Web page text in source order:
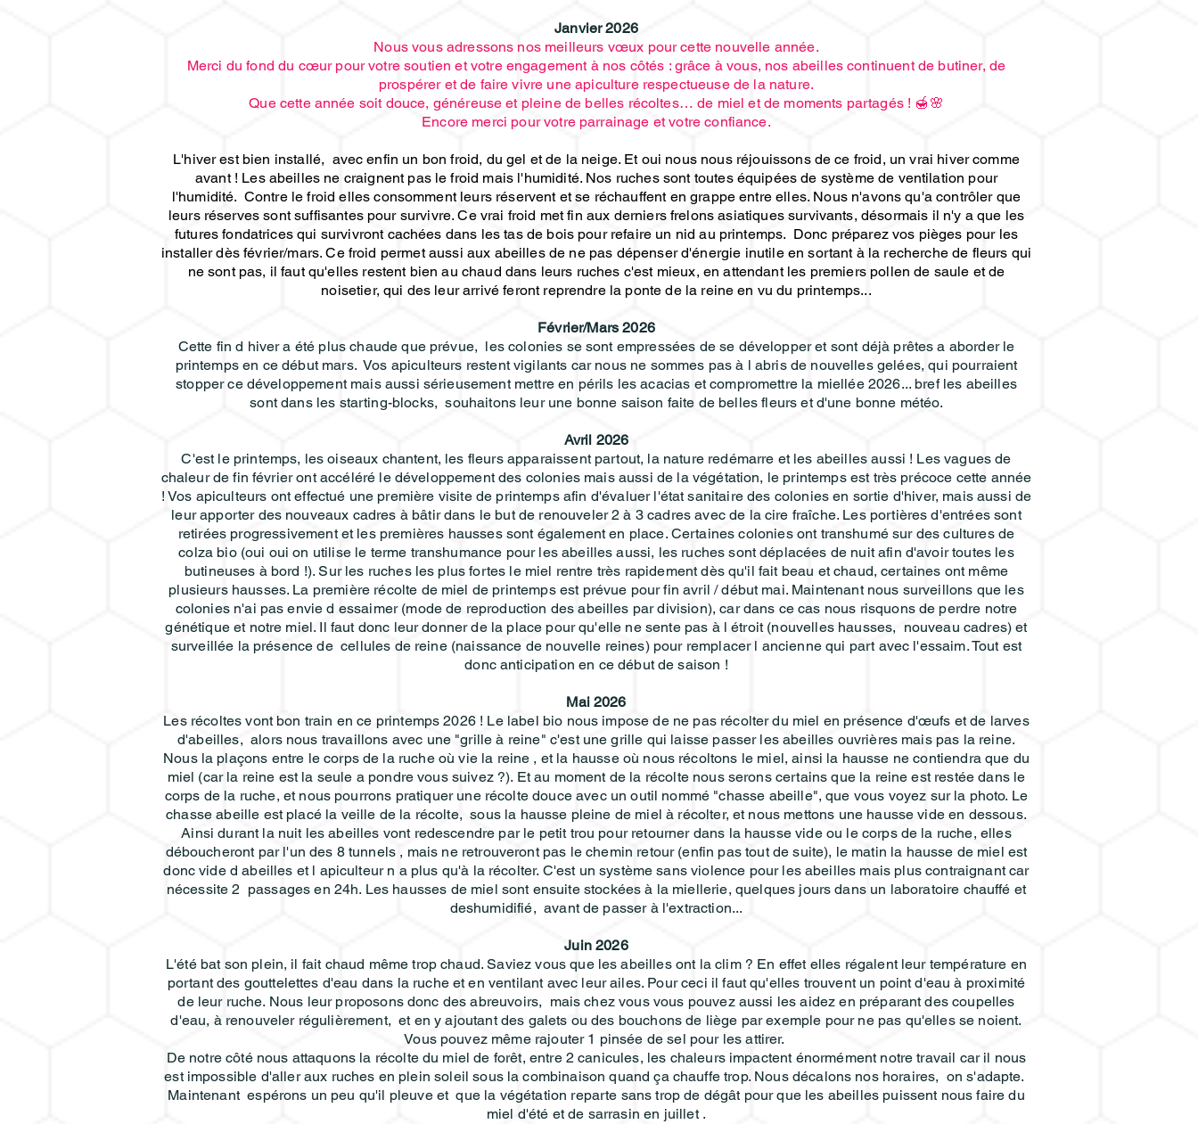
Janvier 2026
Nous vous adressons nos meilleurs vœux pour cette nouvelle année.
Merci du fond du cœur pour votre soutien et votre engagement à nos côtés : grâce à vous, nos abeilles continuent de butiner, de
prospérer et de faire vivre une apiculture respectueuse de la nature.
Que cette année soit douce, généreuse et pleine de belles récoltes… de miel et de moments partagés ! 🍯🌸
Encore merci pour votre parrainage et votre confiance.
L'hiver est bien installé, avec enfin un bon froid, du gel et de la neige. Et oui nous nous réjouissons de ce froid, un vrai hiver comme
avant ! Les abeilles ne craignent pas le froid mais l'humidité. Nos ruches sont toutes équipées de système de ventilation pour
l'humidité. Contre le froid elles consomment leurs réservent et se réchauffent en grappe entre elles. Nous n'avons qu'a contrôler que
leurs réserves sont suffisantes pour survivre. Ce vrai froid met fin aux derniers frelons asiatiques survivants, désormais il n'y a que les
futures fondatrices qui survivront cachées dans les tas de bois pour refaire un nid au printemps. Donc préparez vos pièges pour les
installer dès février/mars. Ce froid permet aussi aux abeilles de ne pas dépenser d'énergie inutile en sortant à la recherche de fleurs qui
ne sont pas, il faut qu'elles restent bien au chaud dans leurs ruches c'est mieux, en attendant les premiers pollen de saule et de
noisetier, qui des leur arrivé feront reprendre la ponte de la reine en vu du printemps...
Février/Mars 2026
Cette fin d hiver a été plus chaude que prévue, les colonies se sont empressées de se développer et sont déjà prêtes a aborder le
printemps en ce début mars. Vos apiculteurs restent vigilants car nous ne sommes pas à l abris de nouvelles gelées, qui pourraient
stopper ce développement mais aussi sérieusement mettre en périls les acacias et compromettre la miellée 2026... bref les abeilles
sont dans les starting-blocks, souhaitons leur une bonne saison faite de belles fleurs et d'une bonne météo.
Avril 2026
C'est le printemps, les oiseaux chantent, les fleurs apparaissent partout, la nature redémarre et les abeilles aussi ! Les vagues de
chaleur de fin février ont accéléré le développement des colonies mais aussi de la végétation, le printemps est très précoce cette année
! Vos apiculteurs ont effectué une première visite de printemps afin d'évaluer l'état sanitaire des colonies en sortie d'hiver, mais aussi de
leur apporter des nouveaux cadres à bâtir dans le but de renouveler 2 à 3 cadres avec de la cire fraîche. Les portières d'entrées sont
retirées progressivement et les premières hausses sont également en place. Certaines colonies ont transhumé sur des cultures de
colza bio (oui oui on utilise le terme transhumance pour les abeilles aussi, les ruches sont déplacées de nuit afin d'avoir toutes les
butineuses à bord !). Sur les ruches les plus fortes le miel rentre très rapidement dès qu'il fait beau et chaud, certaines ont même
plusieurs hausses. La première récolte de miel de printemps est prévue pour fin avril / début mai. Maintenant nous surveillons que les
colonies n'ai pas envie d essaimer (mode de reproduction des abeilles par division), car dans ce cas nous risquons de perdre notre
génétique et notre miel. Il faut donc leur donner de la place pour qu'elle ne sente pas à l étroit (nouvelles hausses, nouveau cadres) et
surveillée la présence de cellules de reine (naissance de nouvelle reines) pour remplacer l ancienne qui part avec l'essaim. Tout est
donc anticipation en ce début de saison !
Mai 2026
Les récoltes vont bon train en ce printemps 2026 ! Le label bio nous impose de ne pas récolter du miel en présence d'œufs et de larves
d'abeilles, alors nous travaillons avec une "grille à reine" c'est une grille qui laisse passer les abeilles ouvrières mais pas la reine.
Nous la plaçons entre le corps de la ruche où vie la reine , et la hausse où nous récoltons le miel, ainsi la hausse ne contiendra que du
miel (car la reine est la seule a pondre vous suivez ?). Et au moment de la récolte nous serons certains que la reine est restée dans le
corps de la ruche, et nous pourrons pratiquer une récolte douce avec un outil nommé "chasse abeille", que vous voyez sur la photo. Le
chasse abeille est placé la veille de la récolte, sous la hausse pleine de miel à récolter, et nous mettons une hausse vide en dessous.
Ainsi durant la nuit les abeilles vont redescendre par le petit trou pour retourner dans la hausse vide ou le corps de la ruche, elles
déboucheront par l'un des 8 tunnels , mais ne retrouveront pas le chemin retour (enfin pas tout de suite), le matin la hausse de miel est
donc vide d abeilles et l apiculteur n a plus qu'à la récolter. C'est un système sans violence pour les abeilles mais plus contraignant car
nécessite 2 passages en 24h. Les hausses de miel sont ensuite stockées à la miellerie, quelques jours dans un laboratoire chauffé et
deshumidifié, avant de passer à l'extraction...
Juin 2026
L'été bat son plein, il fait chaud même trop chaud. Saviez vous que les abeilles ont la clim ? En effet elles régalent leur température en
portant des gouttelettes d'eau dans la ruche et en ventilant avec leur ailes. Pour ceci il faut qu'elles trouvent un point d'eau à proximité
de leur ruche. Nous leur proposons donc des abreuvoirs, mais chez vous vous pouvez aussi les aidez en préparant des coupelles
d'eau, à renouveler régulièrement, et en y ajoutant des galets ou des bouchons de liège par exemple pour ne pas qu'elles se noient.
Vous pouvez même rajouter 1 pinsée de sel pour les attirer.
De notre côté nous attaquons la récolte du miel de forêt, entre 2 canicules, les chaleurs impactent énormément notre travail car il nous
est impossible d'aller aux ruches en plein soleil sous la combinaison quand ça chauffe trop. Nous décalons nos horaires, on s'adapte.
Maintenant espérons un peu qu'il pleuve et que la végétation reparte sans trop de dégât pour que les abeilles puissent nous faire du
miel d'été et de sarrasin en juillet .